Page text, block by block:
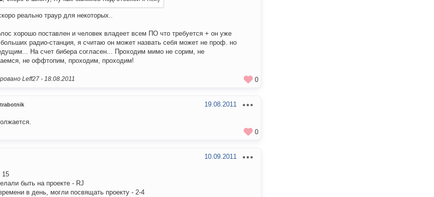
реально траур для некоторых..
хорошо поставлен и человек владеет всем ПО что требуется + он уже
радио-станция, я считаю он может назвать себя может не проф. но
На счет бибера согласен... Проходим мимо не сорим, не
не оффтопим, проходим, проходим!
Leff27 - 18.08.2011 0
19.08.2011
0
10.09.2011
15
быть на проекте - RJ
в день, могли посвящать проекту - 2-4